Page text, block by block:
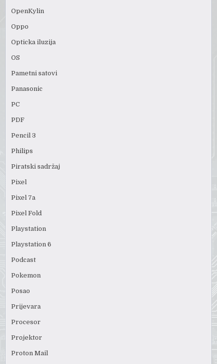
OpenKylin
Oppo
Opticka iluzija
OS
Pametni satovi
Panasonic
PC
PDF
Pencil 3
Philips
Piratski sadržaj
Pixel
Pixel 7a
Pixel Fold
Playstation
Playstation 6
Podcast
Pokemon
Posao
Prijevara
Procesor
Projektor
Proton Mail